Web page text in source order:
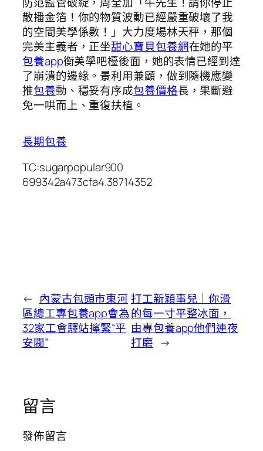
散播金箔！你的物質波動已經嚴重破壞了我
的空間美學係數！」大力度場林天秤，那個
完美主義者，正坐甜心寶貝包養網在她的平
包養app衡美學吧檯後面，她的表情已經到達
了崩潰的邊緣。景利用兼顧，做到隨機應變
推包養動、穩妥有序成包養價格長，果斷避
免一哄而上、重復扶植。
長期包養
TC:sugarpopular900
699342a473cfa4.38714352
← 內蒙古包頭市東河
區總工專包養app會為
32家工會驛站擰緊“平
安閥”
打工新穎事兒｜你滑
的每一寸平整冰面，
由專包養app他們連夜
打磨 →
留言
發佈留言